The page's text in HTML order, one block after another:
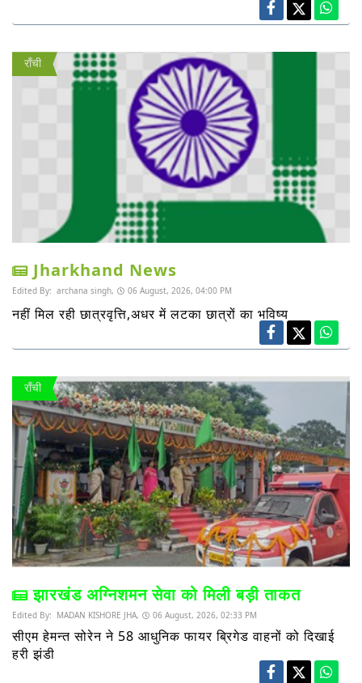
राँची
Jharkhand News
Edited By: archana singh, 06 August, 2026, 04:00 PM
नहीं मिल रही छात्रवृत्ति,अधर में लटका छात्रों का भविष्य
राँची
झारखंड अग्निशमन सेवा को मिली बड़ी ताकत
Edited By: MADAN KISHORE JHA, 06 August, 2026, 02:33 PM
सीएम हेमन्त सोरेन ने 58 आधुनिक फायर ब्रिगेड वाहनों को दिखाई
हरी झंडी